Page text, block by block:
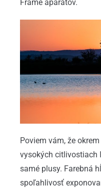
Frame aparátov.
Poviem vám, že
vysokých citlivostiach
samé plusy. Farebná
spoľahlivosť